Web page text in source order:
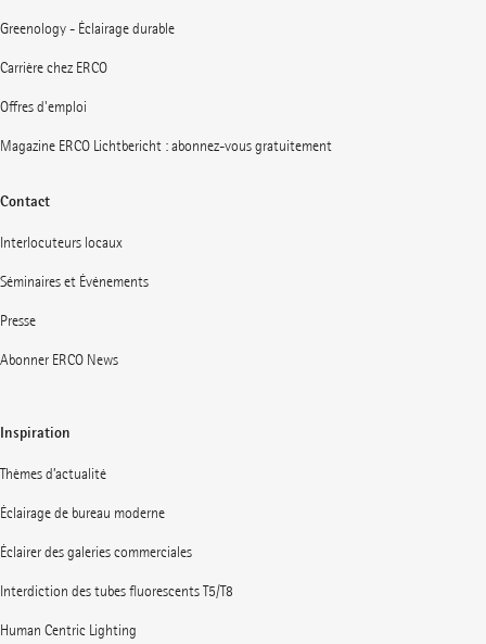
Greenology - Éclairage durable
Carrière chez ERCO
Offres d'emploi
Magazine ERCO Lichtbericht : abonnez-vous gratuitement
Contact
Interlocuteurs locaux
Séminaires et Événements
Presse
Abonner ERCO News
Inspiration
Thèmes d’actualité
Éclairage de bureau moderne
Éclairer des galeries commerciales
Interdiction des tubes fluorescents T5/T8
Human Centric Lighting